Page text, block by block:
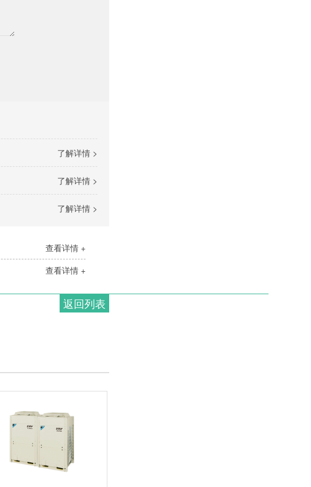
了解详情 >
了解详情 >
了解详情 >
查看详情 +
查看详情 +
返回列表